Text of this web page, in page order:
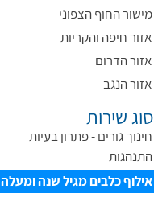
מישור החוף הצפוני
אזור חיפה והקריות
אזור הדרום
אזור הנגב
סוג שירות
חינוך גורים - פתרון בעיות
התנהגות
אילוף כלבים מגיל שנה ומעלה